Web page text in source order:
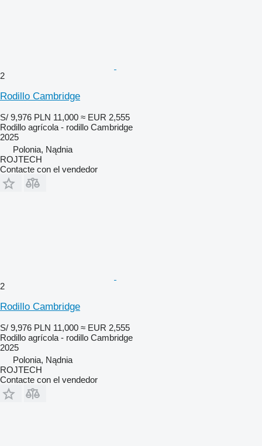
2
Rodillo Cambridge
S/ 9,976 PLN 11,000 ≈ EUR 2,555
Rodillo agrícola - rodillo Cambridge
2025
Polonia, Nądnia
ROJTECH
Contacte con el vendedor
2
Rodillo Cambridge
S/ 9,976 PLN 11,000 ≈ EUR 2,555
Rodillo agrícola - rodillo Cambridge
2025
Polonia, Nądnia
ROJTECH
Contacte con el vendedor